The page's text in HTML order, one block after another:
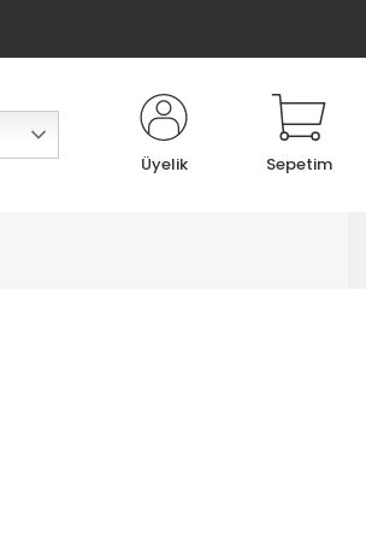
Üyelik Sepetim